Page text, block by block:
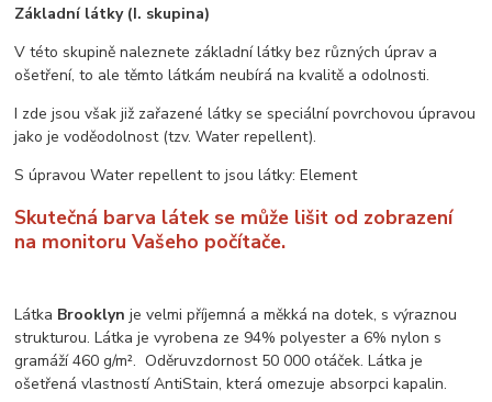
Základní látky (I. skupina)
V této skupině naleznete základní látky bez různých úprav a
ošetření, to ale těmto látkám neubírá na kvalitě a odolnosti.
I zde jsou však již zařazené látky se speciální povrchovou úpravou
jako je voděodolnost (tzv. Water repellent).
S úpravou Water repellent to jsou látky: Element
Skutečná barva látek se může lišit od zobrazení
na monitoru Vašeho počítače.
Látka Brooklyn je velmi příjemná a měkká na dotek, s výraznou
strukturou. Látka je vyrobena ze 94% polyester a 6% nylon s
gramáží 460 g/m². Oděruvzdornost 50 000 otáček. Látka je
ošetřená vlastností AntiStain, která omezuje absorpci kapalin.